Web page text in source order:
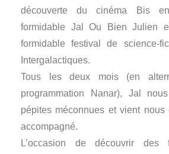
découverte du cinéma Bis
formidable Jal Ou Bien Julien
formidable festival de science-
Intergalactiques.
Tous les deux mois (en
programmation Nanar), Jal
pépites méconnues et vient nous
accompagné.
L’occasion de découvrir des